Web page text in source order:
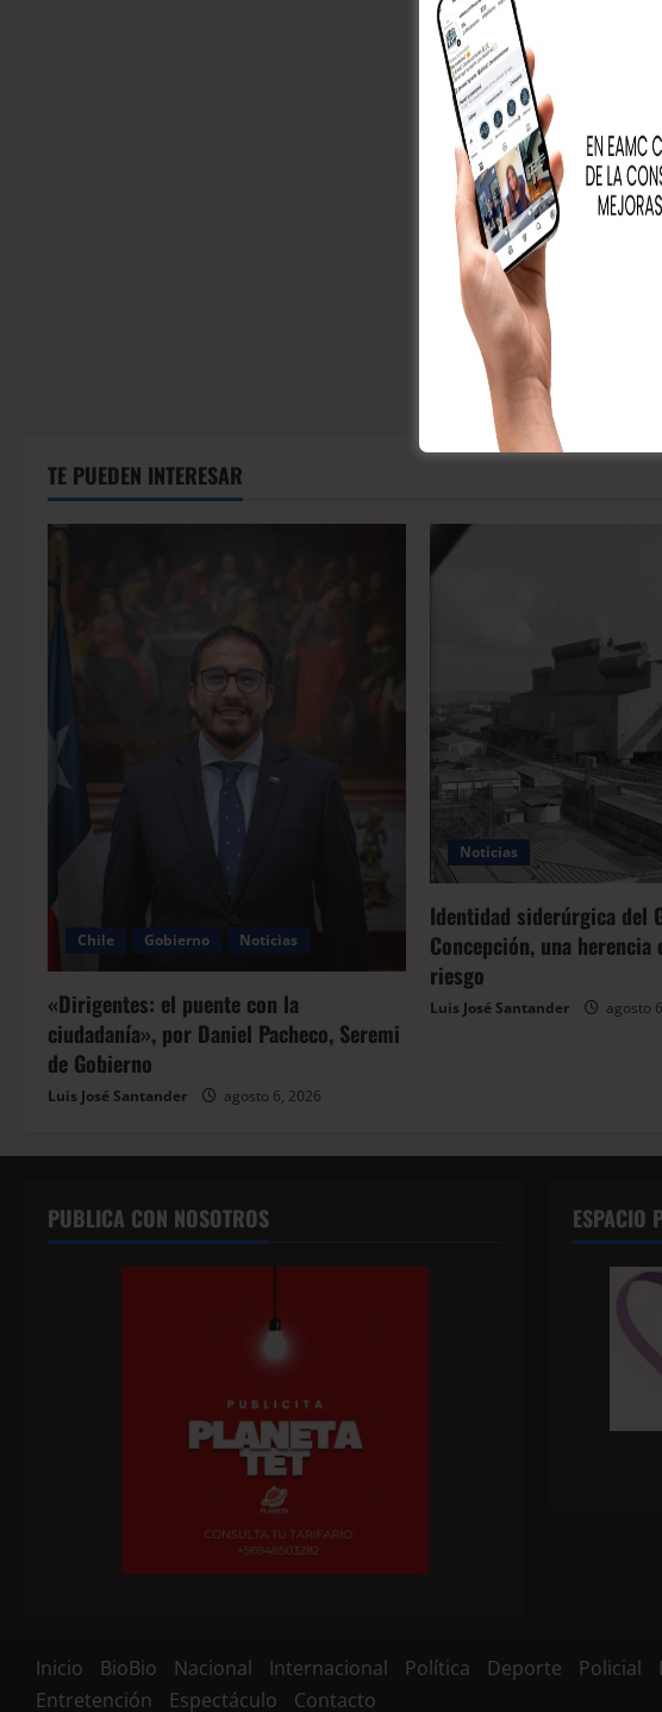
TE PUEDEN INTERESAR
Chile Gobierno Noticias
«Dirigentes: el puente con la
ciudadanía», por Daniel Pacheco, Seremi
de Gobierno
Luis José Santander agosto 6, 2026
Noticias
Identidad siderúrgica del
Concepción, una
riesgo
Luis José Santander agosto
PUBLICA CON NOSOTROS ESPACIO
Inicio BioBio Nacional Internacional Política Deporte Policial
Entretención
Espectáculo Contacto